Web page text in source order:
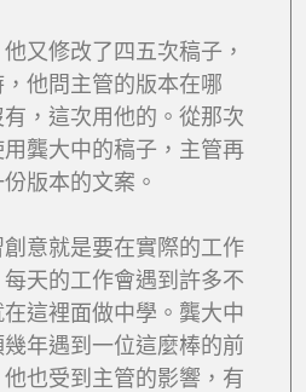
又修改了四五次稿子，
他問主管的版本在哪
，這次用他的。從那次
龔大中的稿子，主管再
版本的文案。
意就是要在實際的工作
天的工作會遇到許多不
這裡面做中學。龔大中
年遇到一位這麼棒的前
也受到主管的影響，有